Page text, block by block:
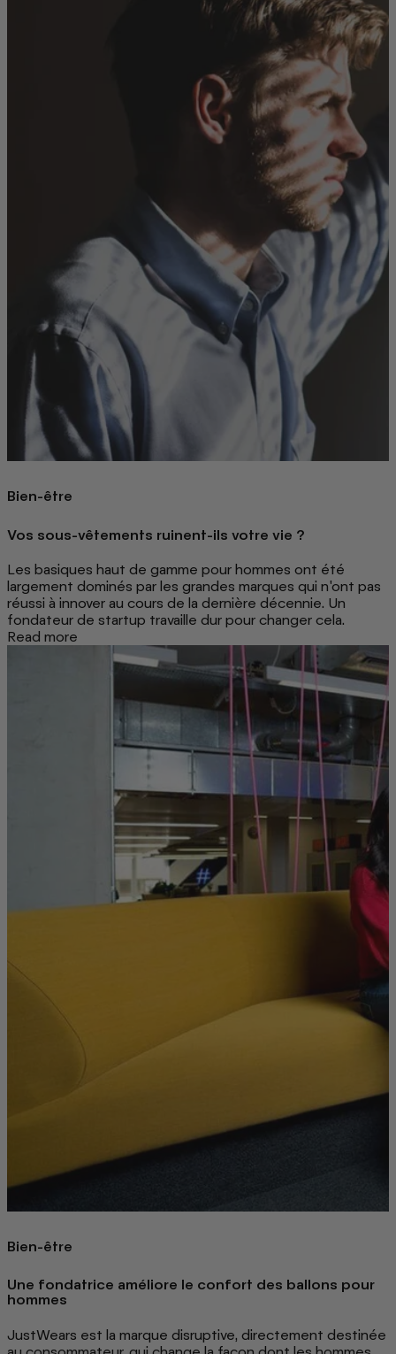
Bien-être
Vos sous-vêtements ruinent-ils votre vie ?
Les basiques haut de gamme pour hommes ont été
largement dominés par les grandes marques qui n'ont pas
réussi à innover au cours de la dernière décennie. Un
fondateur de startup travaille dur pour changer cela.
Read more
Bien-être
Une fondatrice améliore le confort des ballons pour
hommes
JustWears est la marque disruptive, directement destinée